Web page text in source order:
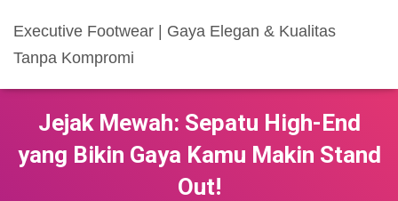
Executive Footwear | Gaya Elegan & Kualitas
Tanpa Kompromi
Jejak Mewah: Sepatu High-End
yang Bikin Gaya Kamu Makin Stand
Out!